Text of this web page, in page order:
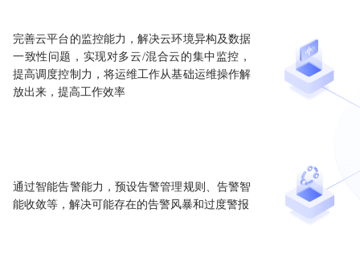
完善云平台的监控能力，解决云环境异构及数据
一致性问题，实现对多云/混合云的集中监控，
提高调度控制力，将运维工作从基础运维操作解
放出来，提高工作效率
通过智能告警能力，预设告警管理规则、告警智
能收敛等，解决可能存在的告警风暴和过度警报